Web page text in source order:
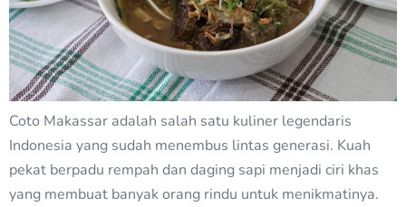
Coto Makassar adalah salah satu kuliner legendaris
Indonesia yang sudah menembus lintas generasi. Kuah
pekat berpadu rempah dan daging sapi menjadi ciri khas
yang membuat banyak orang rindu untuk menikmatinya.